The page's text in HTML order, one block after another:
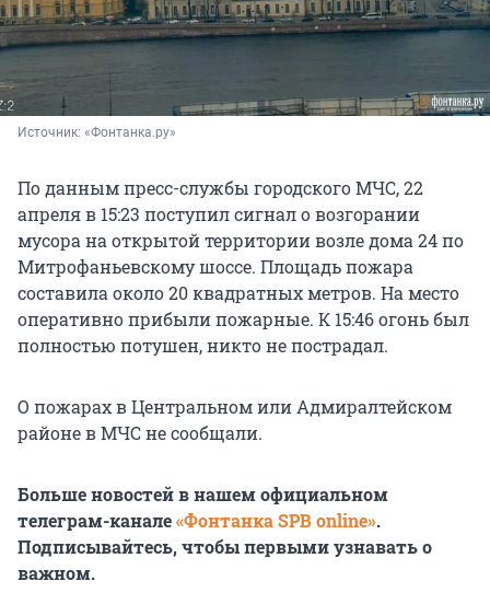
Источник: «Фонтанка.ру»
По данным пресс-службы городского МЧС, 22
апреля в 15:23 поступил сигнал о возгорании
мусора на открытой территории возле дома 24 по
Митрофаньевскому шоссе. Площадь пожара
составила около 20 квадратных метров. На место
оперативно прибыли пожарные. К 15:46 огонь был
полностью потушен, никто не пострадал.
О пожарах в Центральном или Адмиралтейском
районе в МЧС не сообщали.
Больше новостей в нашем официальном
телеграм-канале«Фонтанка SPB online».
Подписывайтесь, чтобы первыми узнавать о
важном.